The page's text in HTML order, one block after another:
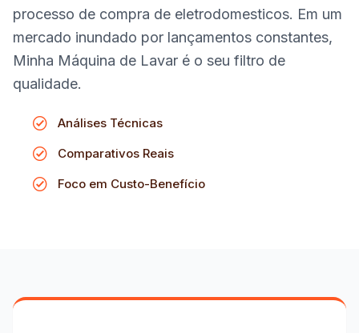
processo de compra de eletrodomesticos. Em um
mercado inundado por lançamentos constantes,
Minha Máquina de Lavar é o seu filtro de
qualidade.
Análises Técnicas
Comparativos Reais
Foco em Custo-Benefício